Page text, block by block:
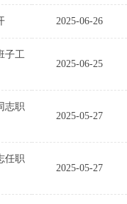
2025-06-26
子工
2025-06-25
志职
2025-05-27
任职
2025-05-27